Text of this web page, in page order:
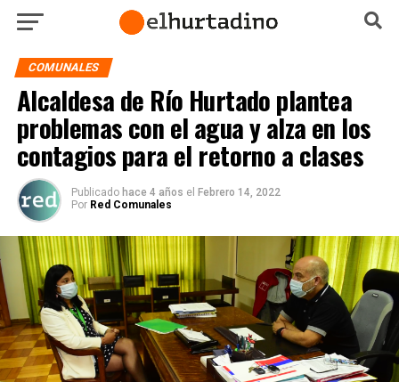
COMUNALES
Alcaldesa de Río Hurtado plantea
problemas con el agua y alza en los
contagios para el retorno a clases
Publicado hace 4 años el Febrero 14, 2022
Por Red Comunales